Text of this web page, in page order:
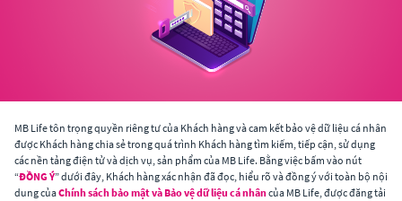
An unexpected error has occurred
MB Life tôn trọng quyền riêng tư của Khách hàng và cam kết bảo vệ dữ liệu cá nhân
được Khách hàng chia sẻ trong quá trình Khách hàng tìm kiếm, tiếp cận, sử dụng
các nền tảng điện tử và dịch vụ, sản phẩm của MB Life. Bằng việc bấm vào nút
“ĐỒNG Ý” dưới đây, Khách hàng xác nhận đã đọc, hiểu rõ và đồng ý với toàn bộ nội
dung củaChính sách bảo mật và Bảo vệ dữ liệu cá nhâncủa MB Life, được đăng tải